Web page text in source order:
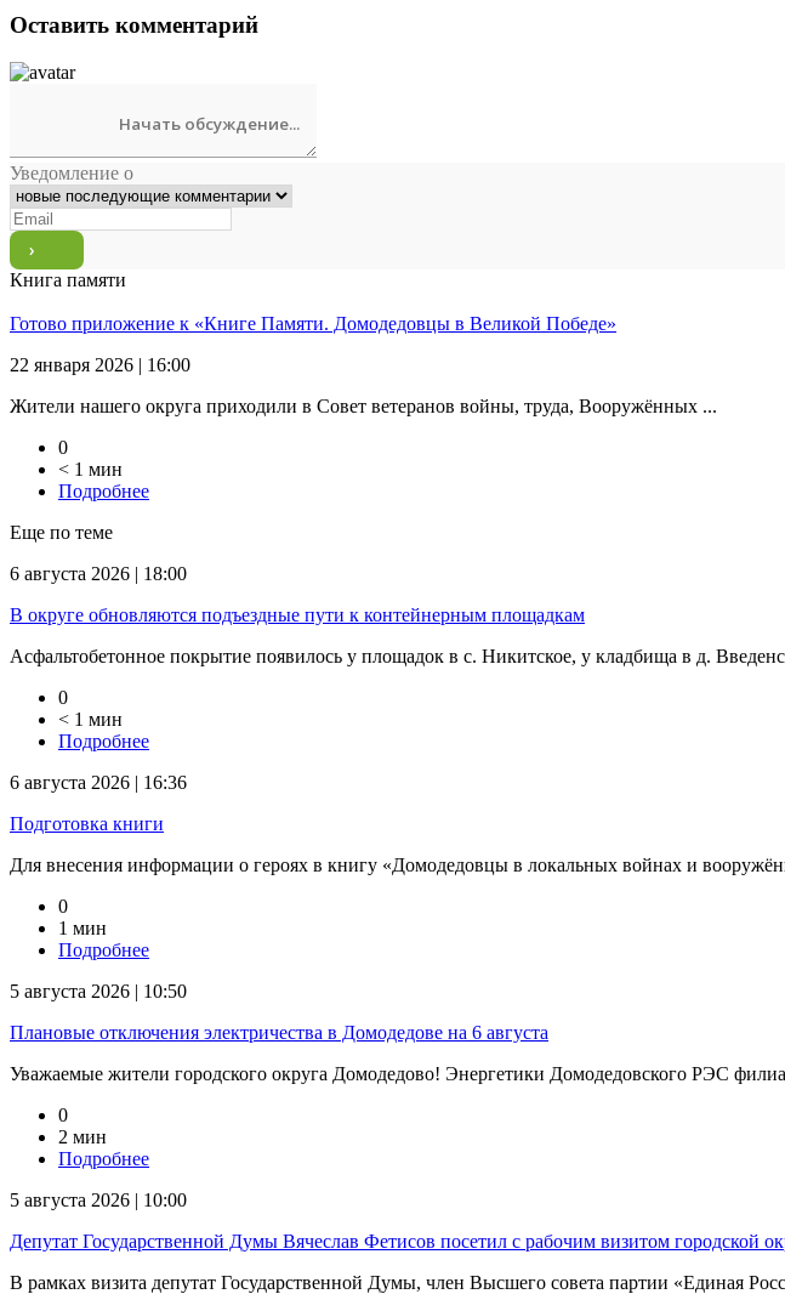
Оставить комментарий
Уведомление о
Книга памяти
Готово приложение к «Книге Памяти. Домодедовцы в Великой Победе»
22 января 2026 | 16:00
Жители нашего округа приходили в Совет ветеранов войны, труда, Вооружённых ...
0
< 1 мин
Подробнее
Еще по теме
6 августа 2026 | 18:00
В округе обновляются подъездные пути к контейнерным площадкам
Асфальтобетонное покрытие появилось у площадок в с. Никитское, у кладбища в д.
0
< 1 мин
Подробнее
6 августа 2026 | 16:36
Подготовка книги
Для внесения информации о героях в книгу «Домодедовцы в локальных войнах и
0
1 мин
Подробнее
5 августа 2026 | 10:50
Плановые отключения электричества в Домодедове на 6 августа
Уважаемые жители городского округа Домодедово! Энергетики Домодедовского РЭС
0
2 мин
Подробнее
5 августа 2026 | 10:00
Депутат Государственной Думы Вячеслав Фетисов посетил с рабочим визитом городской
В рамках визита депутат Государственной Думы, член Высшего совета партии «Единая